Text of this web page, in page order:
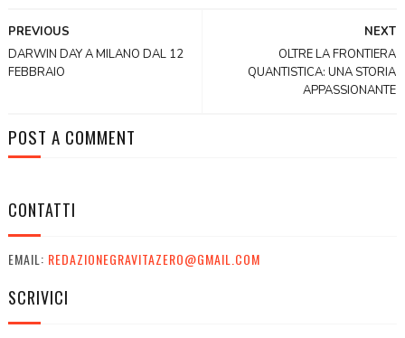
NEXT
OLTRE LA FRONTIERA
QUANTISTICA: UNA STORIA
APPASSIONANTE
PREVIOUS
DARWIN DAY A MILANO DAL 12
FEBBRAIO
POST A COMMENT
CONTATTI
EMAIL: REDAZIONEGRAVITAZERO@GMAIL.COM
SCRIVICI